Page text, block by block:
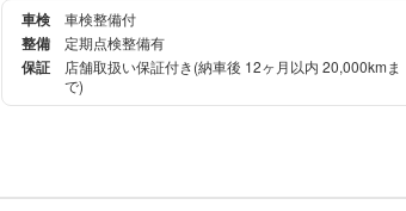
車検
車検整備付
整備 定期点検整備有
保証
店舗取扱い保証付き(納車後 12ヶ月以内 20,000kmま
で)